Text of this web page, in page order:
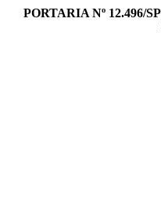
PORTARIA Nº 12.496/